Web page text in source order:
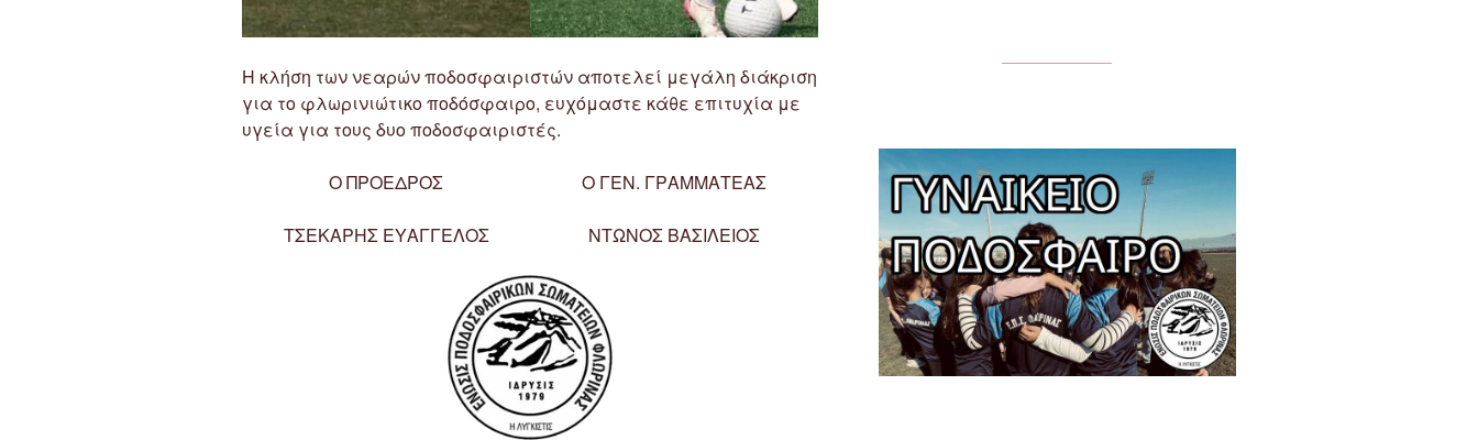
Η κλήση των νεαρών ποδοσφαιριστών αποτελεί μεγάλη διάκριση
για το φλωρινιώτικο ποδόσφαιρο, ευχόμαστε κάθε επιτυχία με
υγεία για τους δυο ποδοσφαιριστές.
Ο ΠΡΟΕΔΡΟΣ
ΤΣΕΚΑΡΗΣ ΕΥΑΓΓΕΛΟΣ
Ο ΓΕΝ. ΓΡΑΜΜΑΤΕΑΣ
ΝΤΩΝΟΣ ΒΑΣΙΛΕΙΟΣ